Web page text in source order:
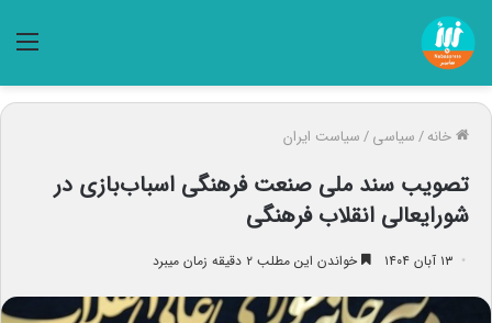
خانه/سیاسی/سیاست ایران
تصویب سند ملی صنعت فرهنگی اسباب‌بازی در
شورایعالی انقلاب فرهنگی
۱۳ آبان ۱۴۰۴ خواندن این مطلب ۲ دقیقه زمان میبرد